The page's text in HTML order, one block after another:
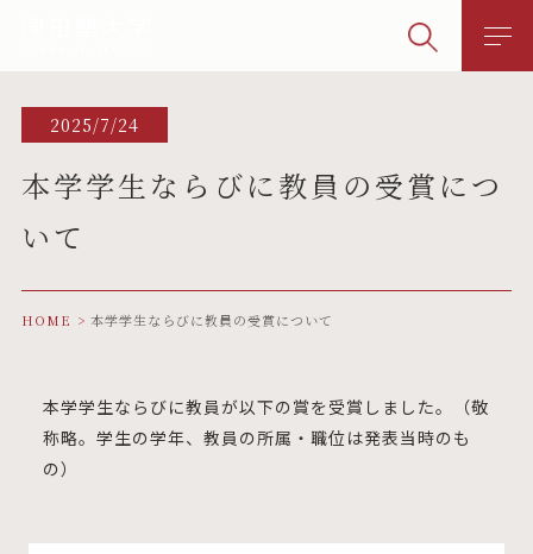
2025/7/24
本学学生ならびに教員の受賞につ
いて
HOME 本学学生ならびに教員の受賞について
本学学生ならびに教員が以下の賞を受賞しました。（敬
称略。学生の学年、教員の所属・職位は発表当時のも
の）